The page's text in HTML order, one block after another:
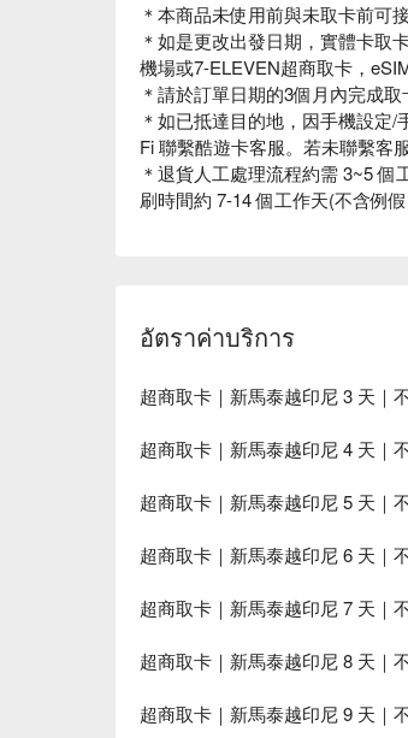
＊本商品未使用前與未取卡前可
＊如是更改出發日期，實體卡取
機場或7-ELEVEN超商取卡，
＊請於訂單日期的3個月內完成取
＊如已抵達目的地，因手機設定
Fi 聯繫酷遊卡客服。若未聯繫客
＊退貨人工處理流程約需 3~5
刷時間約 7-14 個工作天(不含例
อัตราค่าบริการ
超商取卡｜新馬泰越印尼 3 天｜
超商取卡｜新馬泰越印尼 4 天｜
超商取卡｜新馬泰越印尼 5 天｜
超商取卡｜新馬泰越印尼 6 天｜
超商取卡｜新馬泰越印尼 7 天｜
超商取卡｜新馬泰越印尼 8 天｜
超商取卡｜新馬泰越印尼 9 天｜